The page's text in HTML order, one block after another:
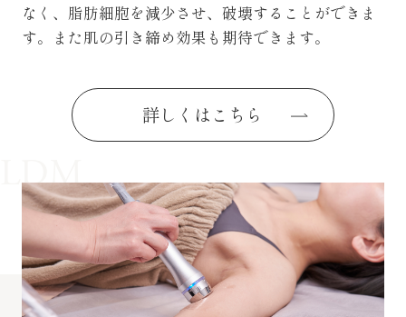
なく、脂肪細胞を減少させ、破壊することができま
す。また肌の引き締め効果も期待できます。
詳しくはこちら
LDM